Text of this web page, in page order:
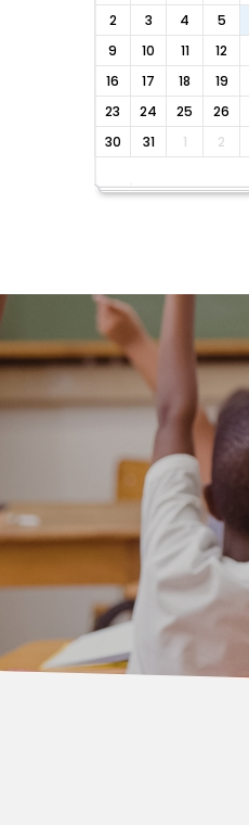
2
3 4 5
9
10 11 12
16
17 18 19
23
24 25 26
30
31 1 2